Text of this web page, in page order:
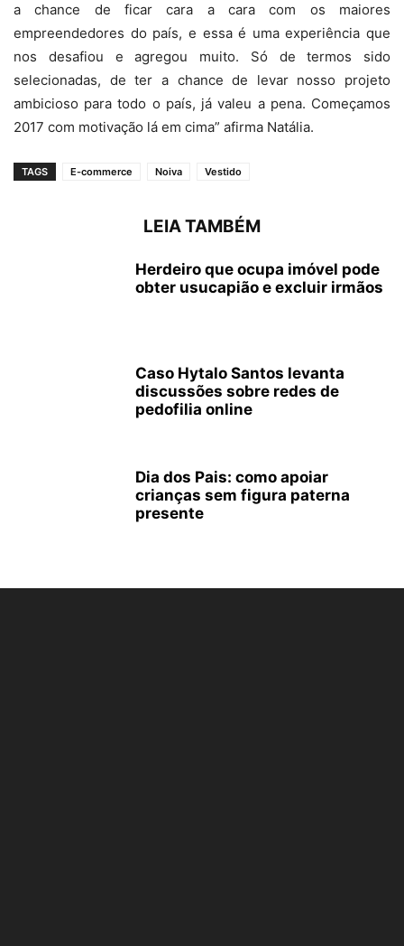
a chance de ficar cara a cara com os maiores
empreendedores do país, e essa é uma experiência que
nos desafiou e agregou muito. Só de termos sido
selecionadas, de ter a chance de levar nosso projeto
ambicioso para todo o país, já valeu a pena. Começamos
2017 com motivação lá em cima” afirma Natália.
TAGS E-commerce Noiva Vestido
LEIA TAMBÉM
Herdeiro que ocupa imóvel pode
obter usucapião e excluir irmãos
Caso Hytalo Santos levanta
discussões sobre redes de
pedofilia online
Dia dos Pais: como apoiar
crianças sem figura paterna
presente